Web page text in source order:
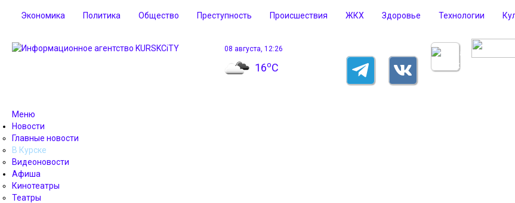
Экономика Политика Общество Преступность Происшествия ЖКХ Здоровье Технологии
08 августа, 12:26
16oC
Меню
Новости
Главные новости
В Курске
Видеоновости
Афиша
Кинотеатры
Театры